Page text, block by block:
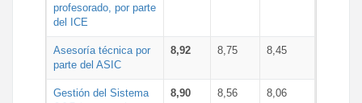
profesorado, por parte
del ICE
Asesoría técnica por
parte del ASIC
8,92 8,75 8,45
Gestión del Sistema
8,90 8,56 8,06